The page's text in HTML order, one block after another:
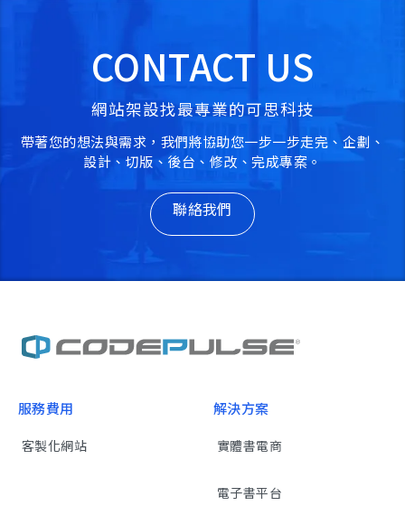
CONTACT US
網站架設找最專業的可思科技
帶著您的想法與需求，我們將協助您一步一步走完、企劃、
設計、切版、後台、修改、完成專案。
聯絡我們
服務費用
客製化網站
解決方案
實體書電商
電子書平台